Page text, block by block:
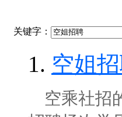
关键字：
1. 空姐
空乘社招